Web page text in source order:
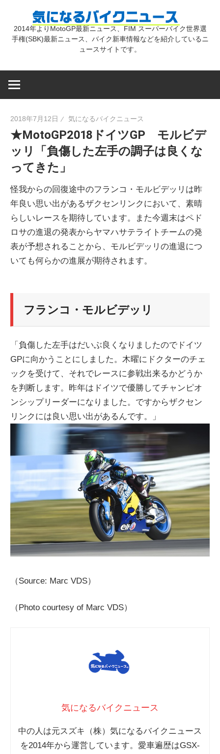
気
バ
ク
ニ
ス
2014年よりMotoGP最新ニュース、FIM スーパーバイク世界選
手権(SBK)最新ニュース、バイク新車情報などを紹介しているニ
ュースサイトです。
2018年7月12日 気になるバイクニュース
★MotoGP2018ドイツGP モルビデ
ッリ「負傷した左手の調子は良くな
ってきた」
怪我からの回復途中のフランコ・モルビデッリは昨
年良い思い出があるザクセンリンクにおいて、素晴
らしいレースを期待しています。また今週末はペド
ロサの進退の発表からヤマハサテライトチームの発
表が予想されることから、モルビデッリの進退につ
いても何らかの進展が期待されます。
フランコ・モルビデッリ
「負傷した左手はだいぶ良くなりましたのでドイツ
GPに向かうことにしました。木曜にドクターのチェ
ックを受けて、それでレースに参戦出来るかどうか
を判断します。昨年はドイツで優勝してチャンピオ
ンシップリーダーになりました。ですからザクセン
リンクには良い思い出があるんです。」
（Source: Marc VDS）
（Photo courtesy of Marc VDS）
気になるバイクニュース
中の人は元スズキ（株）気になるバイクニュース
を2014年から運営しています。愛車遍歴はGSX-